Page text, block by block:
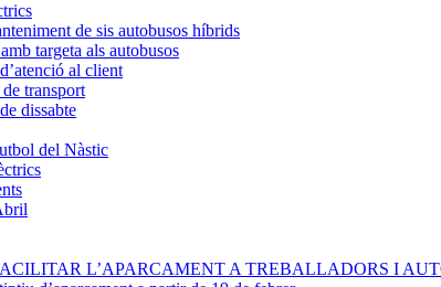
de sis autobusos híbrids
targeta als autobusos
al client
transport
dissabte
del Nàstic
L’APARCAMENT A TREBALLADORS I